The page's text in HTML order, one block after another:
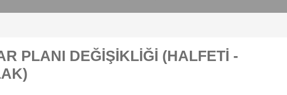
PLANI DEĞİŞİKLİĞİ (HALFETİ -